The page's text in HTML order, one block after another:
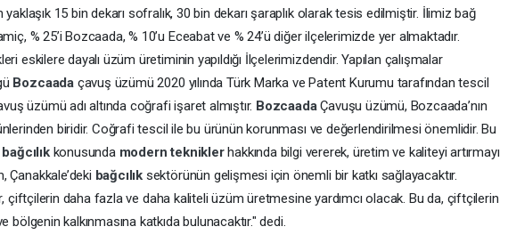
yaklaşık 15 bin dekarı sofralık, 30 bin dekarı şaraplık olarak tesis edilmiştir. İlimiz bağ
% 25’i Bozcaada, % 10’u Eceabat ve % 24’ü diğer ilçelerimizde yer almaktadır.
eskilere dayalı üzüm üretiminin yapıldığı İlçelerimizdendir. Yapılan çalışmalar
Bozcaada çavuş üzümü 2020 yılında Türk Marka ve Patent Kurumu tarafından tescil
üzümü adı altında coğrafi işaret almıştır. BozcaadaÇavuşu üzümü, Bozcaada’nın
biridir. Coğrafi tescil ile bu ürünün korunması ve değerlendirilmesi önemlidir. Bu
bağcılık konusunda modern teknikler hakkında bilgi vererek, üretim ve kaliteyi artırmayı
Çanakkale’deki bağcılık sektörünün gelişmesi için önemli bir katkı sağlayacaktır.
çiftçilerin daha fazla ve daha kaliteli üzüm üretmesine yardımcı olacak. Bu da, çiftçilerin
bölgenin kalkınmasına katkıda bulunacaktır." dedi.